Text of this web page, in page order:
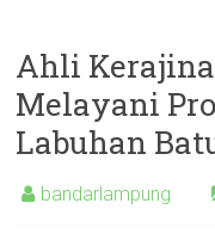
Ahli
Melayani
Labuhan
bandarlampung